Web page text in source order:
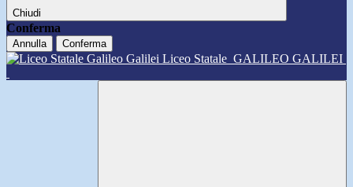
Chiudi
Conferma
Annulla Conferma
Liceo Statale GALILEO GALILEI